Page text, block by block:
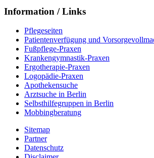
Information / Links
Pflegeseiten
Patientenverfügung und
Fußpflege-Praxen
Krankengymnastik-Praxen
Ergotherapie-Praxen
Logopädie-Praxen
Apothekensuche
Arztsuche in Berlin
Selbsthilfegruppen in Berlin
Mobbingberatung
Sitemap
Partner
Datenschutz